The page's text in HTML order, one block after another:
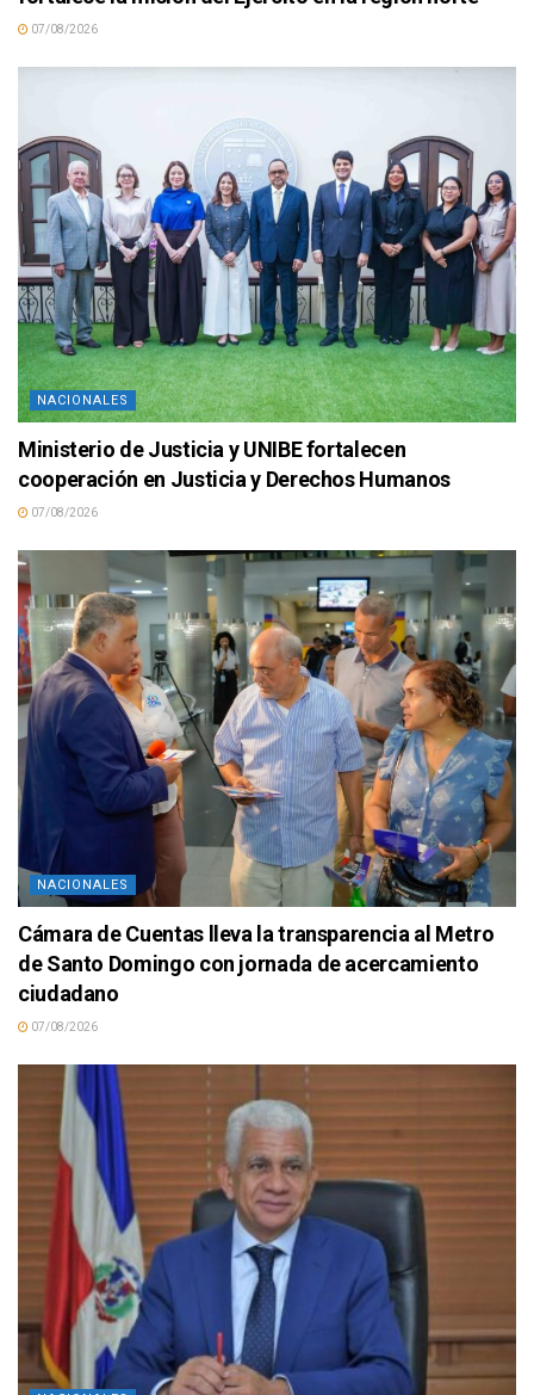
07/08/2026
NACIONALES
Ministerio de Justicia y UNIBE fortalecen
cooperación en Justicia y Derechos Humanos
07/08/2026
NACIONALES
Cámara de Cuentas lleva la transparencia al Metro
de Santo Domingo con jornada de acercamiento
ciudadano
07/08/2026